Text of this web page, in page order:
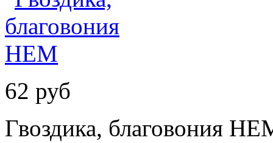
62 руб
Гвоздика, благовония